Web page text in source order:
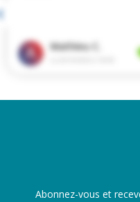
Abonnez-vous et